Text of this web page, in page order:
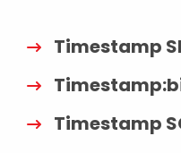
Timestamp SI
Timestamp